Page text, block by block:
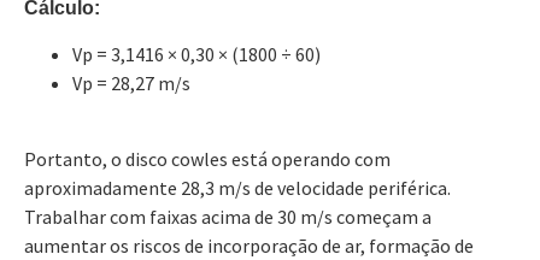
Cálculo:
Vp = 3,1416 × 0,30 × (1800 ÷ 60)
Vp = 28,27 m/s
Portanto, o disco cowles está operando com
aproximadamente 28,3 m/s de velocidade periférica.
Trabalhar com faixas acima de 30 m/s começam a
aumentar os riscos de incorporação de ar, formação de